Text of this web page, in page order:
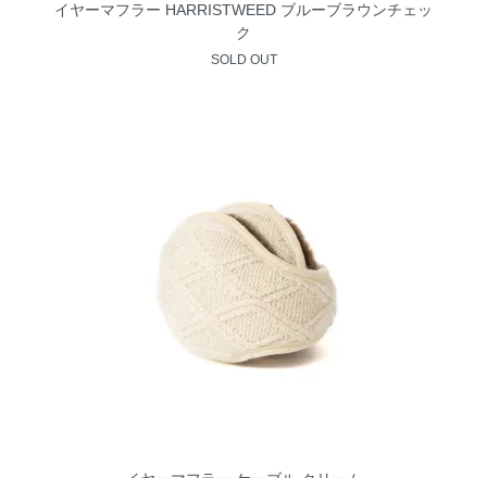
イヤーマフラー HARRISTWEED ブルーブラウンチェッ
ク
SOLD OUT